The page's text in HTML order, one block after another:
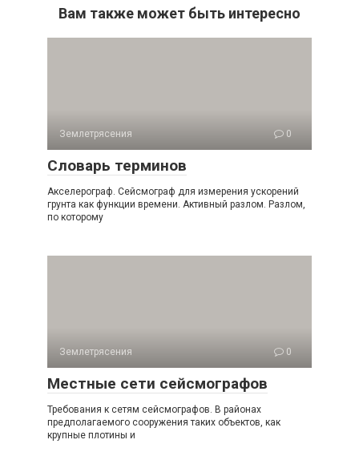
Вам также может быть интересно
Землетрясения 0
Словарь терминов
Акселерограф. Сейсмограф для измерения ускорений
грунта как функции времени. Активный разлом. Разлом,
по которому
Землетрясения 0
Местные сети сейсмографов
Требования к сетям сейсмографов. В районах
предполагаемо­го сооружения таких объектов, как
крупные плотины и